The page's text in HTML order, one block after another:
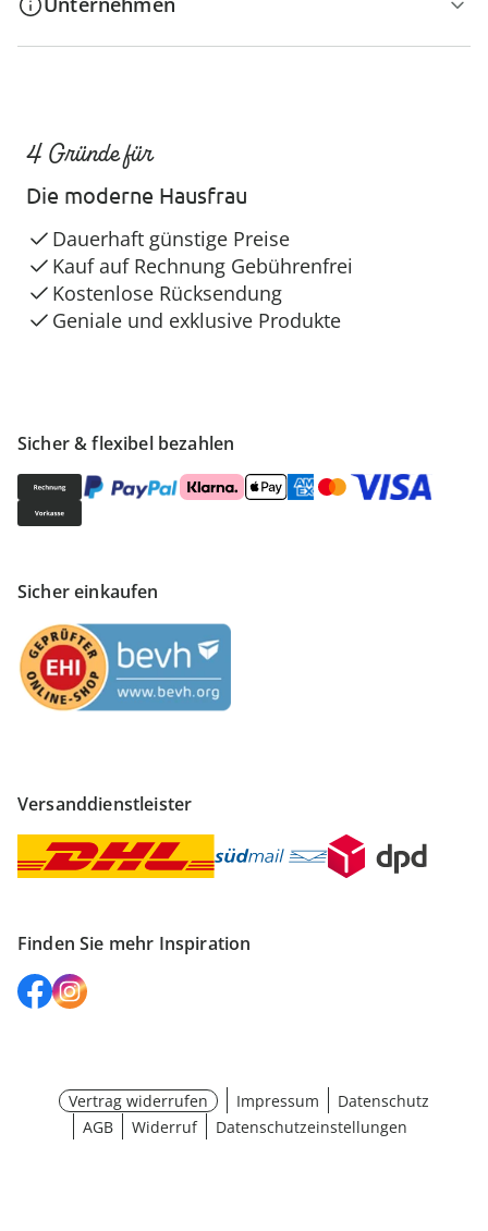
Sicher & flexibel bezahlen
Sicher einkaufen
Versanddienstleister
Finden Sie mehr Inspiration
4 Gründe für
Die moderne Hausfrau
Dauerhaft günstige Preise
Kauf auf Rechnung Gebührenfrei
Kostenlose Rücksendung
Geniale und exklusive Produkte
Vertrag widerrufen Impressum
Datenschutz
AGB
Widerruf Datenschutzeinstellungen